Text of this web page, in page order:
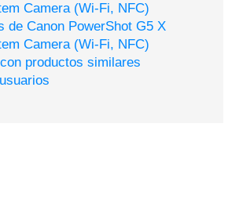
Camera (Wi-Fi, NFC)
de Canon PowerShot G5 X
Camera (Wi-Fi, NFC)
productos similares